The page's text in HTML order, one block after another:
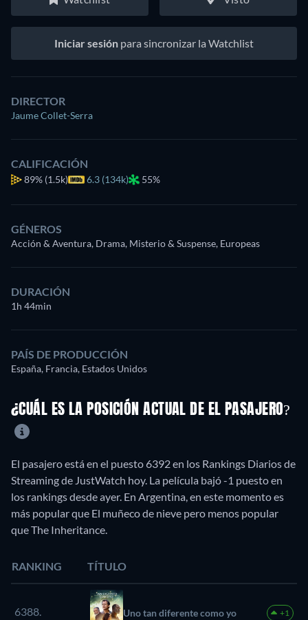
Iniciar sesión para sincronizar la Watchlist
DIRECTOR
Jaume Collet-Serra
CALIFICACIÓN
89% (1.5k) 6.3 (134k) 55%
GÉNEROS
Acción & Aventura, Drama, Misterio & Suspense, Europeas
DURACIÓN
1h 44min
PAÍS DE PRODUCCIÓN
España, Francia, Estados Unidos
¿CUÁL ES LA POSICIÓN ACTUAL DE EL PASAJERO?
El pasajero está en el puesto 6392 en los Rankings Diarios de
Streaming de JustWatch hoy. La película bajó -1 puesto en
los rankings desde ayer. En Argentina, en este momento es
más popular que El muñeco de nieve pero menos popular
que The Inheritance.
RANKING TÍTULO
6388. Uno tan diferente como yo +1